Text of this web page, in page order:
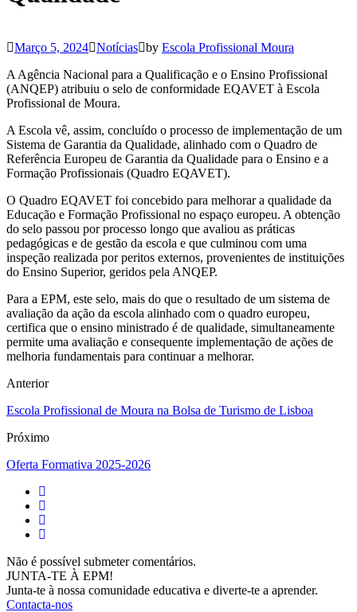
Março 5, 2024 Notícias by Escola Profissional Moura
A Agência Nacional para a Qualificação e o Ensino Profissional
(ANQEP) atribuiu o selo de conformidade EQAVET à Escola
Profissional de Moura.
A Escola vê, assim, concluído o processo de implementação de um
Sistema de Garantia da Qualidade, alinhado com o Quadro de
Referência Europeu de Garantia da Qualidade para o Ensino e a
Formação Profissionais (Quadro EQAVET).
O Quadro EQAVET foi concebido para melhorar a qualidade da
Educação e Formação Profissional no espaço europeu. A obtenção
do selo passou por processo longo que avaliou as práticas
pedagógicas e de gestão da escola e que culminou com uma
inspeção realizada por peritos externos, provenientes de instituições
do Ensino Superior, geridos pela ANQEP.
Para a EPM, este selo, mais do que o resultado de um sistema de
avaliação da ação da escola alinhado com o quadro europeu,
certifica que o ensino ministrado é de qualidade, simultaneamente
permite uma avaliação e consequente implementação de ações de
melhoria fundamentais para continuar a melhorar.
Anterior
Escola Profissional de Moura na Bolsa de Turismo de Lisboa
Próximo
Oferta Formativa 2025-2026
Não é possível submeter comentários.
JUNTA-TE À EPM!
Junta-te à nossa comunidade educativa e diverte-te a aprender.
Contacta-nos